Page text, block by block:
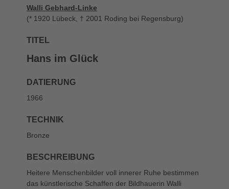
Walli Gebhard-Linke
(* 1920 Lübeck, † 2001 Roding bei Regensburg)
TITEL
Hans im Glück
DATIERUNG
1966
TECHNIK
Bronze
BESCHREIBUNG
Heitere Menschenbilder voll innerer Ruhe bestimmen
das künstlerische Schaffen der Bildhauerin Walli